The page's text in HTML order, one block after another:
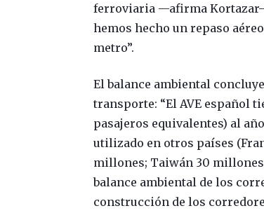
ferroviaria —afirma
hemos hecho un repaso
metro”.
El balance ambiental
transporte: “El AVE español
pasajeros equivalentes) al
utilizado en otros países
millones; Taiwán 30 millones
balance ambiental de los
construcción de los